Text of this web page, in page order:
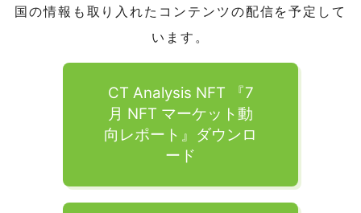
国の情報も取り入れたコンテンツの配信を予定して
います。
CT Analysis NFT 『7
月 NFT マーケット動
向レポート』ダウンロ
ード